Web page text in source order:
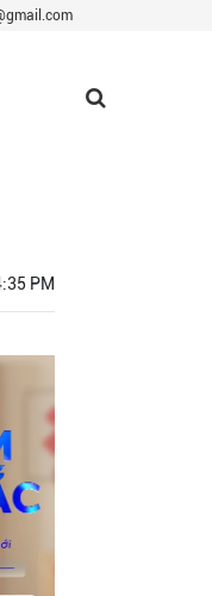
PM